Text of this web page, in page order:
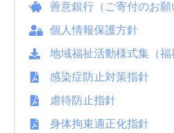
善意銀行（ご寄付のお願
個人情報保護方針
地域福祉活動様式集（福
感染症防止対策指針
虐待防止指針
身体拘束適正化指針